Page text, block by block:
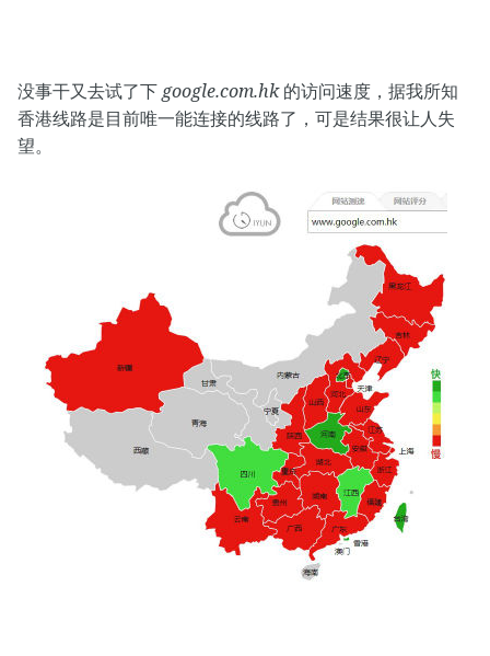
没事干又去试了下 google.com.hk的访问速度，据我所知
香港线路是目前唯一能连接的线路了，可是结果很让人失
望。